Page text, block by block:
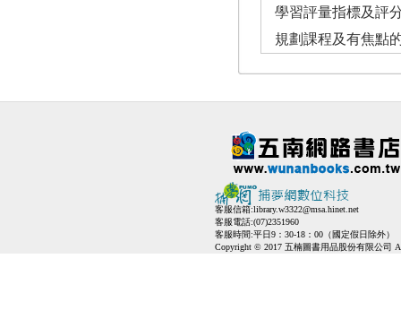
學習評量指標及評
規劃課程及有焦點
客服信箱:library.w3322@msa.hinet.net
客服電話:(07)2351960
客服時間:平日9：30-18：00（國定假日除外）
Copyright © 2017 五楠圖書用品股份有限公司